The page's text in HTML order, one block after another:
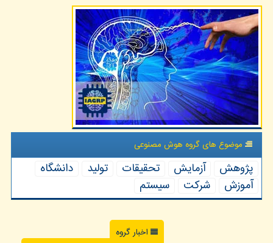
موضوع های گروه هوش مصنوعی
پژوهش آزمایش تحقیقات تولید
دانشگاه
آموزش
شركت سیستم
اخبار گروه